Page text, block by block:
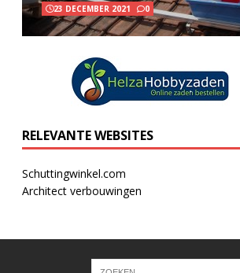
23 DECEMBER 2021 0
RELEVANTE WEBSITES
Schuttingwinkel.com
Architect verbouwingen